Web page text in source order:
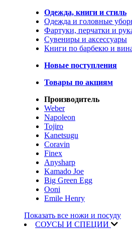
Одежда, книги и стиль
Одежда и головные
Фартуки, перчатки и
Сувениры и аксессуары
Книги по барбекю и
Новые поступления
Товары по акциям
Производитель
Weber
Napoleon
Tojiro
Kanetsugu
Coravin
Finex
Anysharp
Kamado Joe
Big Green Egg
Ooni
Emile Henry
Показать все ножи и посуду
СОУСЫ И СПЕЦИИ